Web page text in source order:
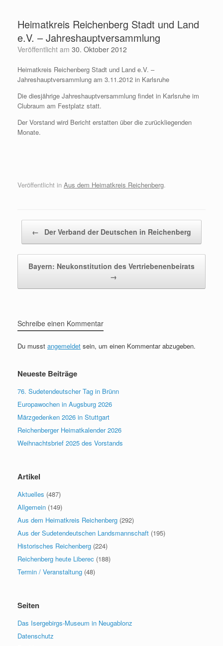
springenHeimatkreis Reichenberg Stadt und Land
e.V. – Jahreshauptversammlung
Veröffentlicht am 30. Oktober 2012
Heimatkreis Reichenberg Stadt und Land e.V. –
Jahreshauptversammlung am 3.11.2012 in Karlsruhe
Die diesjährige Jahreshauptversammlung findet in Karlsruhe im
Clubraum am Festplatz statt.
Der Vorstand wird Bericht erstatten über die zurückliegenden
Monate.
Veröffentlicht in Aus dem Heimatkreis Reichenberg.
← Der Verband der Deutschen in Reichenberg
Bayern: Neukonstitution des Vertriebenenbeirats
→
Schreibe einen Kommentar
Du musst angemeldet sein, um einen Kommentar abzugeben.
Neueste Beiträge
76. Sudetendeutscher Tag in Brünn
Europawochen in Augsburg 2026
Märzgedenken 2026 in Stuttgart
Reichenberger Heimatkalender 2026
Weihnachtsbrief 2025 des Vorstands
Artikel
Aktuelles (487)
Allgemein (149)
Aus dem Heimatkreis Reichenberg (292)
Aus der Sudetendeutschen Landsmannschaft (195)
Historisches Reichenberg (224)
Reichenberg heute Liberec (188)
Termin / Veranstaltung (48)
Seiten
Das Isergebirgs-Museum in Neugablonz
Datenschutz